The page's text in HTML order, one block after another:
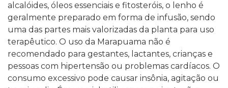
alcalóides, óleos essenciais e fitosteróis, o lenho é
geralmente preparado em forma de infusão, sendo
uma das partes mais valorizadas da planta para uso
terapêutico. O uso da Marapuama não é
recomendado para gestantes, lactantes, crianças e
pessoas com hipertensão ou problemas cardíacos. O
consumo excessivo pode causar insônia, agitação ou